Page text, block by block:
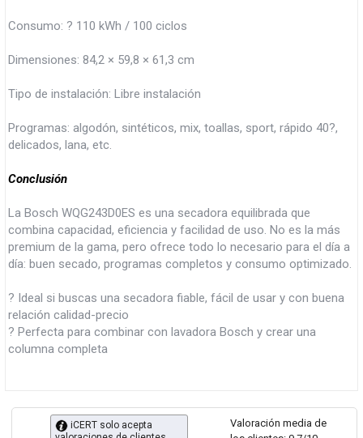
Consumo: ? 110 kWh / 100 ciclos
Dimensiones: 84,2 × 59,8 × 61,3 cm
Tipo de instalación: Libre instalación
Programas: algodón, sintéticos, mix, toallas, sport, rápido 40?,
delicados, lana, etc.
Conclusión
La Bosch WQG243D0ES es una secadora equilibrada que
combina capacidad, eficiencia y facilidad de uso. No es la más
premium de la gama, pero ofrece todo lo necesario para el día a
día: buen secado, programas completos y consumo optimizado.
? Ideal si buscas una secadora fiable, fácil de usar y con buena
relación calidad-precio
? Perfecta para combinar con lavadora Bosch y crear una
columna completa
Valoración media de
iCERT solo acepta